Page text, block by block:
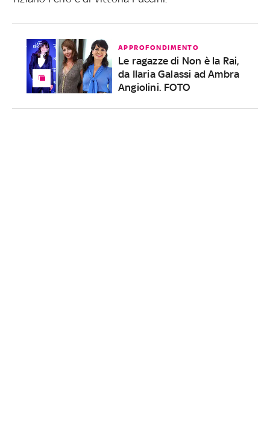
APPROFONDIMENTO
Le ragazze di Non è la Rai,
da Ilaria Galassi ad Ambra
Angiolini. FOTO